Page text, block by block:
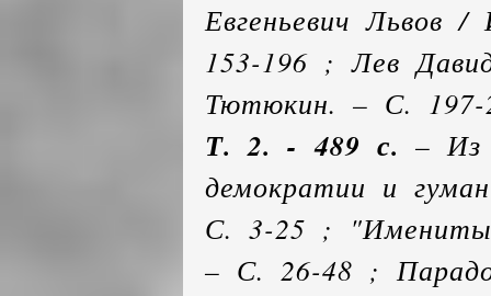
Евгеньевич
153-196 ; Лев
Тютюкин. – С. 197-
Т. 2. - 489 с. – Из
демократии и
С. 3-25 ;
– С. 26-48 ;